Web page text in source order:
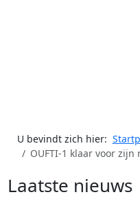
U bevindt zich hier:
OUFTI-1 klaar voor
Laatste nieuws